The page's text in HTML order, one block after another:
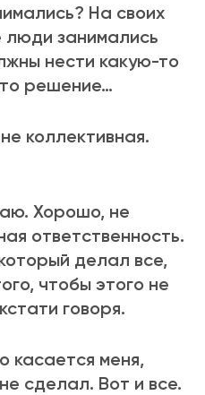
На своих
люди занимались
нести какую-то
решение…
коллективная.
Хорошо, не
ответственность.
делал все,
чтобы этого не
говоря.
касается меня,
сделал. Вот и все.